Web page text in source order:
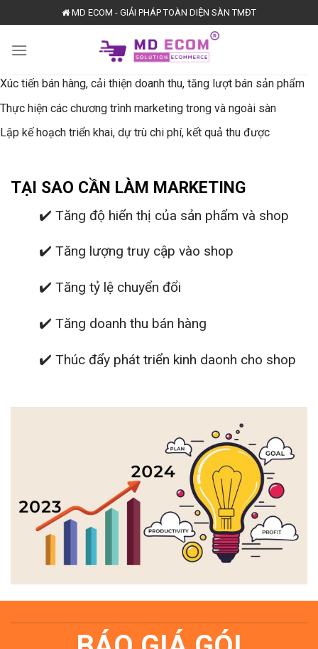
to
content
MD ECOM - GIẢI PHÁP TOÀN DIỆN SÀN TMĐT
Xúc tiến bán hàng, cải thiện doanh thu, tăng lượt bán sản phẩm
Thực hiện các chương trình marketing trong và ngoài sàn
Lập kế hoạch triển khai, dự trù chi phí, kết quả thu được
TẠI SAO CẦN LÀM MARKETING
✔️ Tăng độ hiển thị của sản phẩm và shop
✔️ Tăng lượng truy cập vào shop
✔️ Tăng tỷ lệ chuyển đổi
✔️ Tăng doanh thu bán hàng
✔️ Thúc đẩy phát triển kinh daonh cho shop